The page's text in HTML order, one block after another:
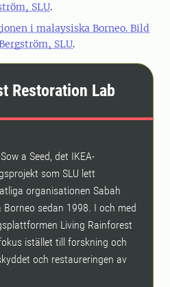
SLU.
i malaysiska Borneo. Bild
SLU.
Restoration Lab
a Seed, det IKEA-
som SLU lett
organisationen Sabah
sedan 1998. I och med
Living Rainforest
istället till forskning och
och restaureringen av